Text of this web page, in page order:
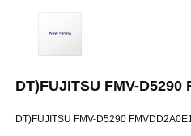
DT)FUJITSU FMV-D5290
DT)FUJITSU FMV-D5290